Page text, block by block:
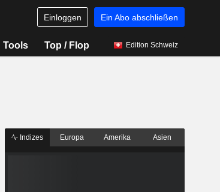
Einloggen Ein Abo abschließen
Tools Top / Flop Edition Schweiz
Indizes Europa Amerika Asien